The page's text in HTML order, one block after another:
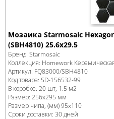
Мозаика Starmosaic
(SBH4810) 25.6х29.5
Бренд: Starmosaic
Коллекция: Homework
Артикул: FQ83000/SBH4810
Код товара: SD-156532-99
В коробке: 20 шт, 1.5 м2
Размер: 256x295 мм
Размер чипа, (мм)95x110
Сроки доставки: 30 дней